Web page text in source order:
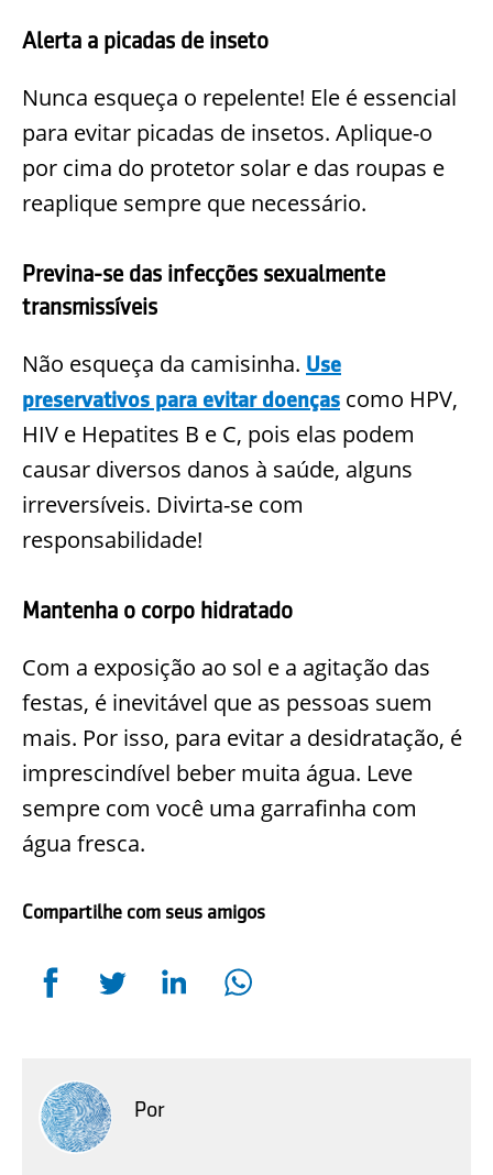
Alerta a picadas de inseto
Nunca esqueça o repelente! Ele é essencial
para evitar picadas de insetos. Aplique-o
por cima do protetor solar e das roupas e
reaplique sempre que necessário.
Previna-se das infecções sexualmente
transmissíveis
Não esqueça da camisinha. Use
preservativos para evitar doenças como HPV,
HIV e Hepatites B e C, pois elas podem
causar diversos danos à saúde, alguns
irreversíveis. Divirta-se com
responsabilidade!
Mantenha o corpo hidratado
Com a exposição ao sol e a agitação das
festas, é inevitável que as pessoas suem
mais. Por isso, para evitar a desidratação, é
imprescindível beber muita água. Leve
sempre com você uma garrafinha com
água fresca.
Compartilhe com seus amigos
Por